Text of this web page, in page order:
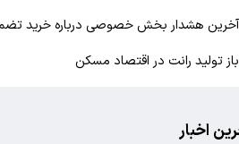
آخرین هشدار بخش خصوصی درباره خرید
باز تولید رانت در اقتصاد مسکن
اخبار